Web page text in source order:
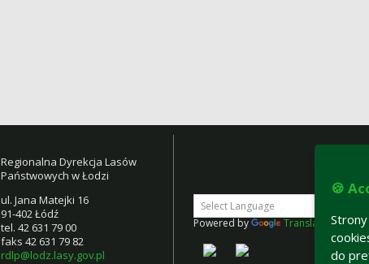
Regionalna Dyrekcja Lasów
Państwowych w Łodzi
ul. Jana Matejki 16
91-402 Łódź
tel. 42 631 79 00
faks 42 631 79 82
rdlp@lodz.lasy.gov.pl
Powered by Translate
🍪
do